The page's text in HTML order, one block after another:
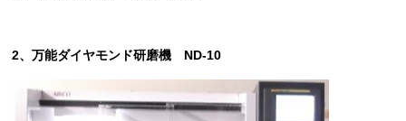
2、万能ダイヤモンド研磨機 ND-10